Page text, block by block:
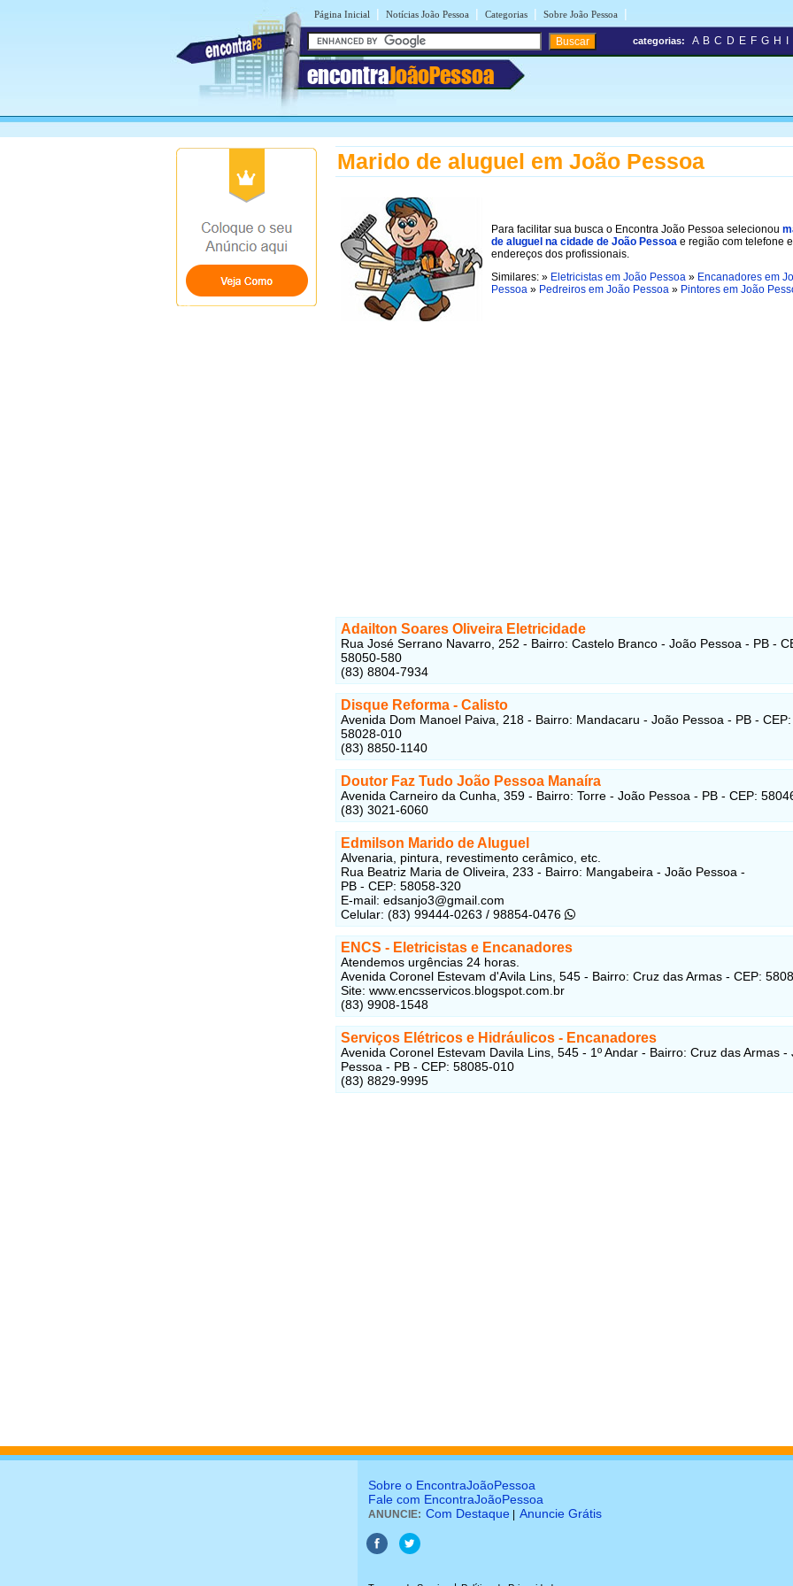
Página Inicial | Notícias João Pessoa | Categorias | Sobre João Pessoa |
encontraJoãoPessoa
categorias: A B C D E F G H
Marido de aluguel em João Pessoa
Para facilitar sua busca o Encontra João Pessoa selecionou
de aluguel na cidade de João Pessoa e região com telefone e
endereços dos profissionais.
Similares: » Eletricistas em João Pessoa » Encanadores em
Pessoa » Pedreiros em João Pessoa » Pintores em João
Adailton Soares Oliveira Eletricidade
Rua José Serrano Navarro, 252 - Bairro: Castelo Branco - João Pessoa - PB -
58050-580
(83) 8804-7934
Disque Reforma - Calisto
Avenida Dom Manoel Paiva, 218 - Bairro: Mandacaru - João Pessoa - PB - CEP:
58028-010
(83) 8850-1140
Doutor Faz Tudo João Pessoa Manaíra
Avenida Carneiro da Cunha, 359 - Bairro: Torre - João Pessoa - PB - CEP:
(83) 3021-6060
Edmilson Marido de Aluguel
Alvenaria, pintura, revestimento cerâmico, etc.
Rua Beatriz Maria de Oliveira, 233 - Bairro: Mangabeira - João Pessoa -
PB - CEP: 58058-320
E-mail: edsanjo3@gmail.com
Celular: (83) 99444-0263 / 98854-0476
ENCS - Eletricistas e Encanadores
Atendemos urgências 24 horas.
Avenida Coronel Estevam d'Avila Lins, 545 - Bairro: Cruz das Armas - CEP:
Site: www.encsservicos.blogspot.com.br
(83) 9908-1548
Serviços Elétricos e Hidráulicos - Encanadores
Avenida Coronel Estevam Davila Lins, 545 - 1º Andar - Bairro: Cruz das Armas -
Pessoa - PB - CEP: 58085-010
(83) 8829-9995
Sobre o EncontraJoãoPessoa
Fale com EncontraJoãoPessoa
ANUNCIE: Com Destaque Anuncie Grátis